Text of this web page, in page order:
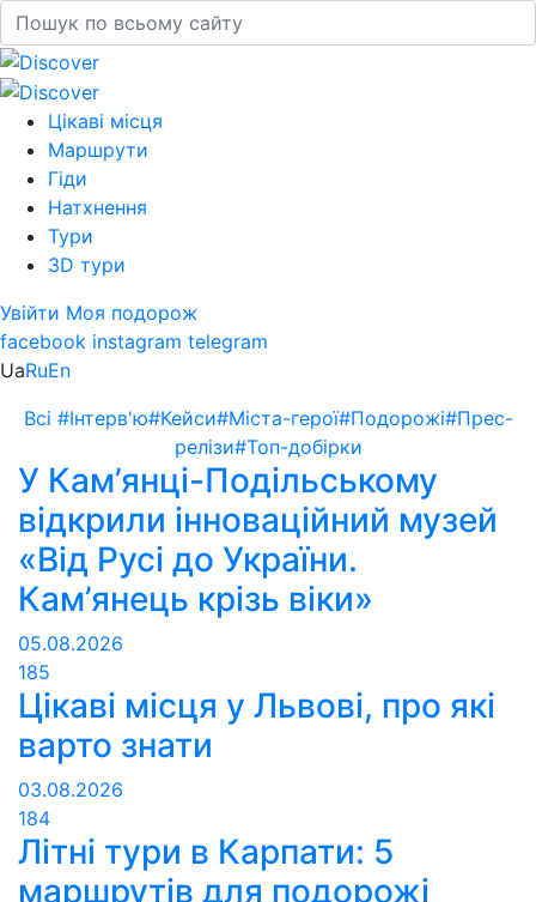
Цікаві місця
Маршрути
Гіди
Натхнення
Тури
3D тури
Увійти Моя подорож
facebook instagram telegram
UaRuEn
Всі #Інтерв'ю#Кейси#Міста-герої#Подорожі#Прес-
релізи#Топ-добірки
У Кам’янці-Подільському
відкрили інноваційний музей
«Від Русі до України.
Кам’янець крізь віки»
05.08.2026
185
Цікаві місця у Львові, про які
варто знати
03.08.2026
184
Літні тури в Карпати: 5
маршрутів для подорожі